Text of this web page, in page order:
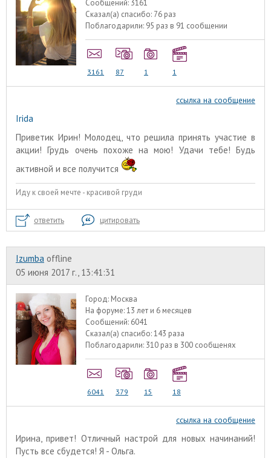
Сообщений: 3161
Сказал(а) спасибо: 76 раз
Поблагодарили: 95 раз в 91 сообщении
3161 87 1 1
ссылка на сообщение
Irida
Приветик Ирин! Молодец, что решила принять участие в
акции! Грудь очень похоже на мою! Удачи тебе! Будь
активной и все получится
Иду к своей мечте - красивой груди
ответить цитировать
Izumba offline
05 июня 2017 г., 13:41:31
Город: Москва
На форуме:13 лет и 6 месяцев
Сообщений: 6041
Сказал(а) спасибо:143 раза
Поблагодарили: 310 раз в 300 сообщенях
6041 379 15 18
ссылка на сообщение
Ирина, привет! Отличный настрой для новых начинаний!
Пусть все сбудется! Я - Ольга.